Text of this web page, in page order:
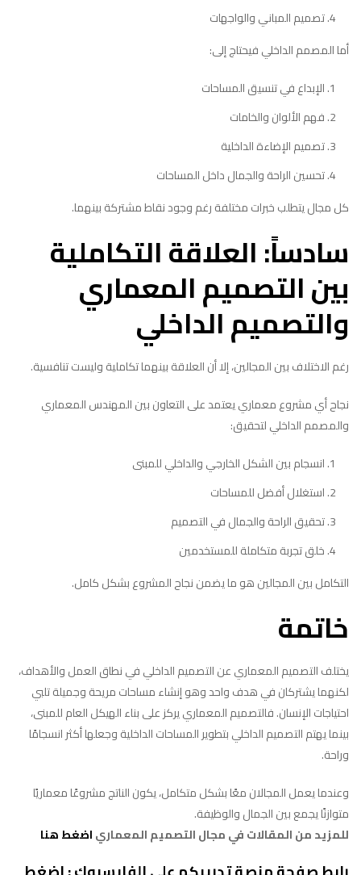
تصميم المباني والواجهات
أما المصمم الداخلي فيحتاج إلى:
الإبداع في تنسيق المساحات
فهم الألوان والخامات
تصميم الإضاءة الداخلية
تحسين الراحة والجمال داخل المساحات
كل مجال يتطلب خبرات مختلفة رغم وجود نقاط مشتركة بينهما.
سادساً: العلاقة التكاملية
بين التصميم المعماري
والتصميم الداخلي
رغم الاختلاف بين المجالين، إلا أن العلاقة بينهما تكاملية وليست تنافسية.
نجاح أي مشروع معماري يعتمد على التعاون بين المهندس المعماري
والمصمم الداخلي لتحقيق:
انسجام بين الشكل الخارجي والداخلي للمبنى
استغلال أفضل للمساحات
تحقيق الراحة والجمال في التصميم
خلق تجربة متكاملة للمستخدمين
التكامل بين المجالين هو ما يضمن نجاح المشروع بشكل كامل.
خاتمة
يختلف التصميم المعماري عن التصميم الداخلي في نطاق العمل والأهداف،
لكنهما يشتركان في هدف واحد وهو إنشاء مساحات مريحة وجميلة تلبي
احتياجات الإنسان. فالتصميم المعماري يركز على بناء الهيكل العام للمبنى،
بينما يهتم التصميم الداخلي بتطوير المساحات الداخلية وجعلها أكثر انسجامًا
وراحة.
وعندما يعمل المجالان معًا بشكل متكامل، يكون الناتج مشروعًا معماريًا
متوازنًا يجمع بين الجمال والوظيفة.
للمزيد من المقالات في مجال التصميم المعمارياضغط هنا